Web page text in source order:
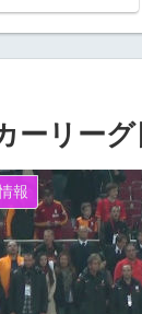
ーリーグ
報